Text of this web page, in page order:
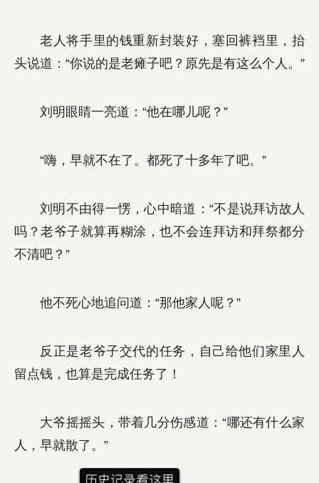
老人将手里的钱重新封装好，塞回裤裆里，抬
头说道：“你说的是老瘫子吧？原先是有这么个人。”
刘明眼睛一亮道：“他在哪儿呢？”
“嗨，早就不在了。都死了十多年了吧。”
刘明不由得一愣，心中暗道：“不是说拜访故人
吗？老爷子就算再糊涂，也不会连拜访和拜祭都分
不清吧？”
他不死心地追问道：“那他家人呢？”
反正是老爷子交代的任务，自己给他们家里人
留点钱，也算是完成任务了！
大爷摇摇头，带着几分伤感道：“哪还有什么家
人，早就散了。”